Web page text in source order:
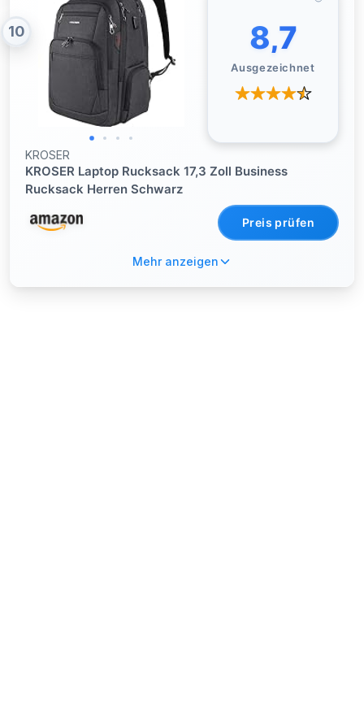
10 8,7
Ausgezeichnet
KROSER
KROSER Laptop Rucksack 17,3 Zoll Business
Rucksack Herren Schwarz
Preis prüfen
Mehr anzeigen